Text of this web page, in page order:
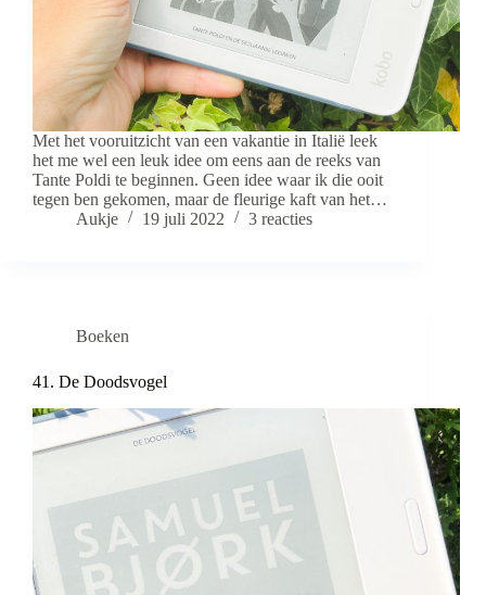
Met het vooruitzicht van een vakantie in Italië leek
het me wel een leuk idee om eens aan de reeks van
Tante Poldi te beginnen. Geen idee waar ik die ooit
tegen ben gekomen, maar de fleurige kaft van het…
Aukje
19 juli 2022 3 reacties
Boeken
41. De Doodsvogel